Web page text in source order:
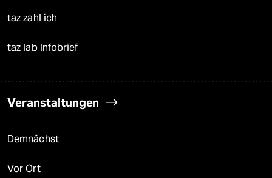
taz zahl ich
taz lab Infobrief
Veranstaltungen
Demnächst
Vor Ort